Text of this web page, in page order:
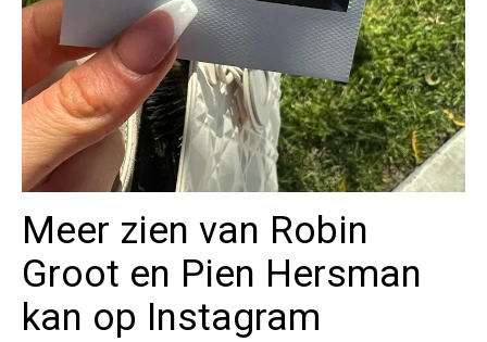
Meer zien van Robin
Groot en Pien Hersman
kan op Instagram